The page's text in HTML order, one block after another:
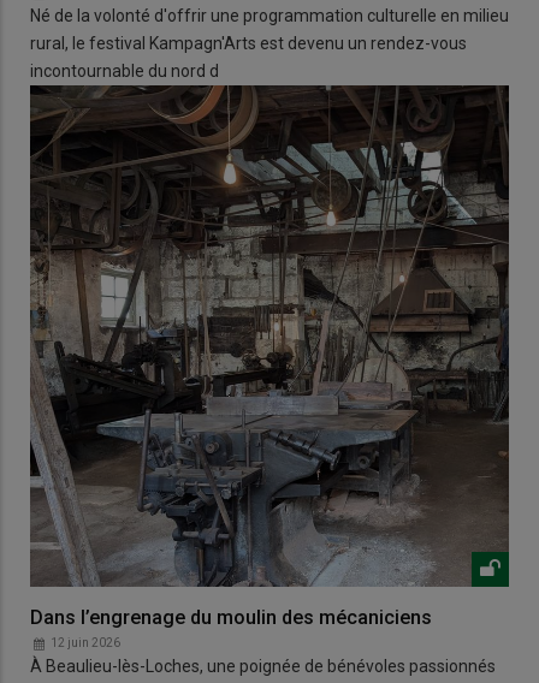
Né de la volonté d'offrir une programmation culturelle en milieu
rural, le festival Kampagn'Arts est devenu un rendez-vous
incontournable du nord d
Dans l’engrenage du moulin des mécaniciens
12 juin 2026
À Beaulieu-lès-Loches, une poignée de bénévoles passionnés